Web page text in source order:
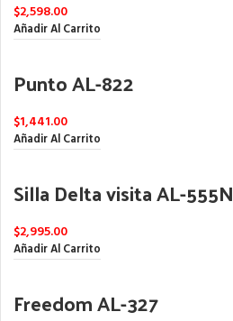
$2,598.00
Añadir Al Carrito
Punto AL-822
$1,441.00
Añadir Al Carrito
Silla Delta visita AL-555N
$2,995.00
Añadir Al Carrito
Freedom AL-327